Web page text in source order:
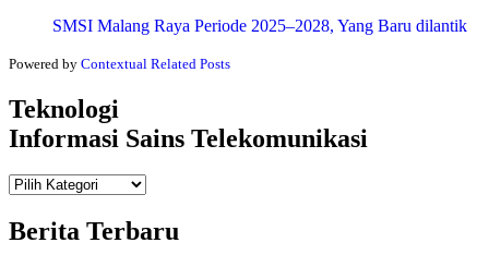
SMSI Malang Raya Periode 2025–2028, Yang Baru dilantik
Powered by Contextual Related Posts
Teknologi
Informasi Sains Telekomunikasi
Teknologi
Berita Terbaru